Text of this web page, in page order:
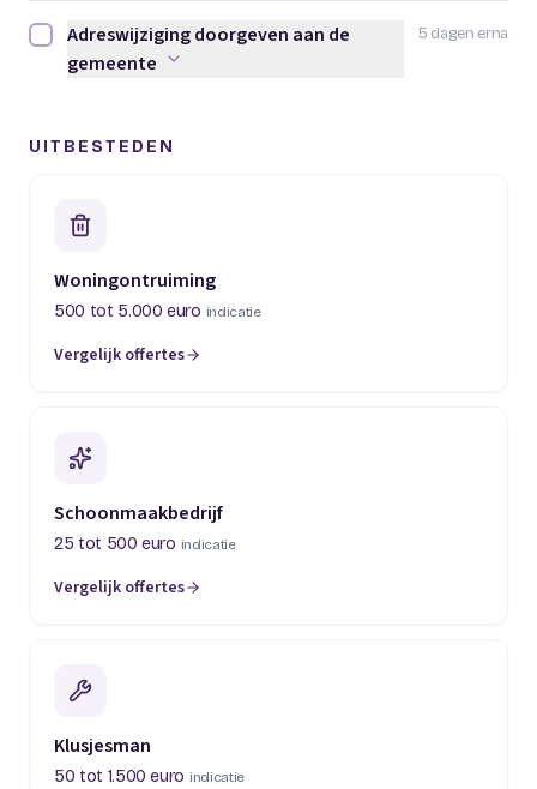
5 dagen erna
Adreswijziging doorgeven aan de gemeente afvinken
Adreswijziging doorgeven aan de
gemeente
UITBESTEDEN
Woningontruiming
500 tot 5.000 euro indicatie
Vergelijk offertes
(opent in een nieuw tabblad)
Schoonmaakbedrijf
25 tot 500 euro indicatie
Vergelijk offertes
(opent in een nieuw tabblad)
Klusjesman
50 tot 1.500 euro indicatie